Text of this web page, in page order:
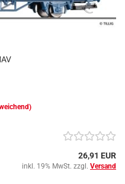
26,91 EUR
inkl. 19% MwSt. zzgl. Versand